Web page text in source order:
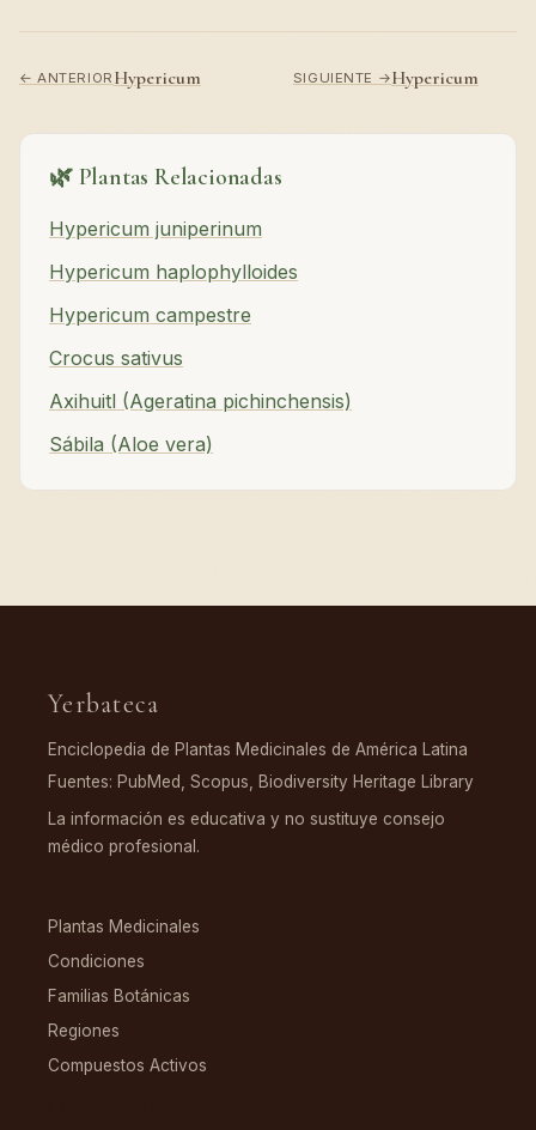
← ANTERIORHypericum SIGUIENTE →Hypericum
🌿 Plantas Relacionadas
Hypericum juniperinum
Hypericum haplophylloides
Hypericum campestre
Crocus sativus
Axihuitl (Ageratina pichinchensis)
Sábila (Aloe vera)
Yerbateca
Enciclopedia de Plantas Medicinales de América Latina
Fuentes: PubMed, Scopus, Biodiversity Heritage Library
La información es educativa y no sustituye consejo
médico profesional.
Plantas Medicinales
Condiciones
Familias Botánicas
Regiones
Compuestos Activos